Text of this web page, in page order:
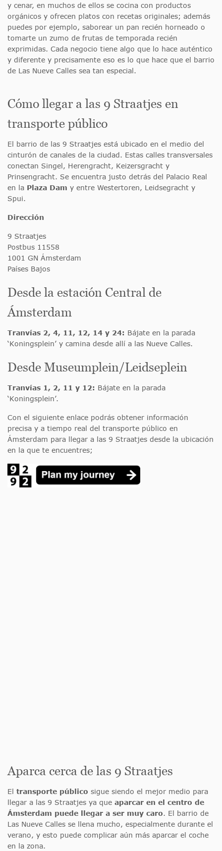
y cenar, en muchos de ellos se cocina con productos
orgánicos y ofrecen platos con recetas originales; además
puedes por ejemplo, saborear un pan recién horneado o
tomarte un zumo de frutas de temporada recién
exprimidas. Cada negocio tiene algo que lo hace auténtico
y diferente y precisamente eso es lo que hace que el barrio
de Las Nueve Calles sea tan especial.
Cómo llegar a las 9 Straatjes en
transporte público
El barrio de las 9 Straatjes está ubicado en el medio del
cinturón de canales de la ciudad. Estas calles transversales
conectan Singel, Herengracht, Keizersgracht y
Prinsengracht. Se encuentra justo detrás del Palacio Real
en la Plaza Dam y entre Westertoren, Leidsegracht y
Spui.
Dirección
9 Straatjes
Postbus 11558
1001 GN Ámsterdam
Países Bajos
Desde la estación Central de
Ámsterdam
Tranvías 2, 4, 11, 12, 14 y 24: Bájate en la parada
‘Koningsplein’ y camina desde allí a las Nueve Calles.
Desde Museumplein/Leidseplein
Tranvías 1, 2, 11 y 12: Bájate en la parada
‘Koningsplein’.
Con el siguiente enlace podrás obtener información
precisa y a tiempo real del transporte público en
Ámsterdam para llegar a las 9 Straatjes desde la ubicación
en la que te encuentres;
Aparca cerca de las 9 Straatjes
El transporte público sigue siendo el mejor medio para
llegar a las 9 Straatjes ya que aparcar en el centro de
Ámsterdam puede llegar a ser muy caro. El barrio de
Las Nueve Calles se llena mucho, especialmente durante el
verano, y esto puede complicar aún más aparcar el coche
en la zona.